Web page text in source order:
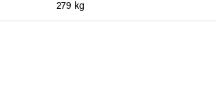
279 kg